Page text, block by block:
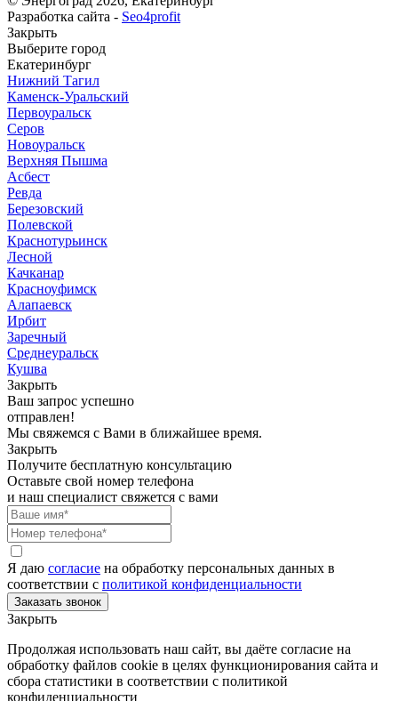
Разработка сайта - Seo4profit
Закрыть
Выберите город
Екатеринбург
Нижний Тагил
Каменск-Уральский
Первоуральск
Серов
Новоуральск
Верхняя Пышма
Асбест
Ревда
Березовский
Полевской
Краснотурьинск
Лесной
Качканар
Красноуфимск
Алапаевск
Ирбит
Заречный
Среднеуральск
Кушва
Закрыть
Ваш запрос успешно
отправлен!
Мы свяжемся с Вами в ближайшее время.
Закрыть
Получите бесплатную консультацию
Оставьте свой номер телефона
и наш специалист свяжется с вами
Я даю согласие на обработку персональных данных в
соответствии с политикой конфиденциальности
Закрыть
Продолжая использовать наш сайт, вы даёте согласие на
обработку файлов cookie в целях функционирования сайта и
сбора статистики в соответствии с политикой
конфиденциальности